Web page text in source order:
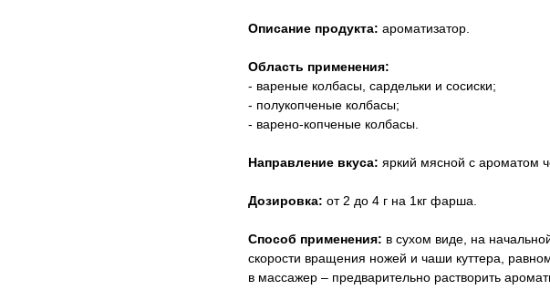
Описание продукта: ароматизатор.
Область применения:
- вареные колбасы, сардельки и сосиски;
- полукопченые колбасы;
- варено-копченые колбасы.
Направление вкуса: яркий мясной с ароматом
Дозировка: от 2 до 4 г на 1кг фарша.
Способ применения: в сухом виде, на
скорости вращения ножей и чаши куттера,
в массажер – предварительно растворить